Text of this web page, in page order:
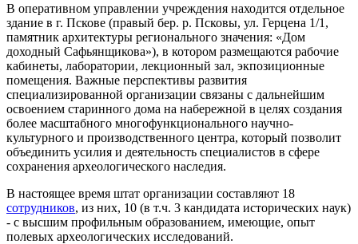
В оперативном управлении учреждения находится отдельное
здание в г. Пскове (правый бер. р. Псковы, ул. Герцена 1/1,
памятник архитектуры регионального значения: «Дом
доходный Сафьянщикова»), в котором размещаются рабочие
кабинеты, лаборатории, лекционный зал, экпозиционные
помещения. Важные перспективы развития
специализированной организации связаны с дальнейшим
освоением старинного дома на набережной в целях создания
более масштабного многофункционального научно-
культурного и производственного центра, который позволит
объединить усилия и деятельность специалистов в сфере
сохранения археологического наследия.
В настоящее время штат организации составляют 18
сотрудников, из них, 10 (в т.ч. 3 кандидата исторических наук)
- с высшим профильным образованием, имеющие, опыт
полевых археологических исследований.